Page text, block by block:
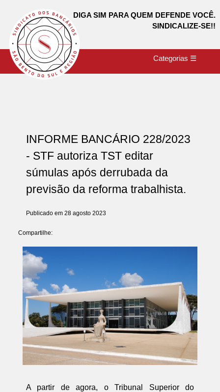
DIGA SIM PARA QUEM DEFENDE VOCÊ.
SINDICALIZE-SE!!
Categorias ☰
INFORME BANCÁRIO 228/2023
- STF autoriza TST editar
súmulas após derrubada da
previsão da reforma trabalhista.
Publicado em 28 agosto 2023
Compartilhe:
A partir de agora, o Tribunal Superior do